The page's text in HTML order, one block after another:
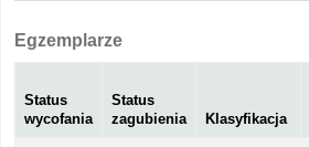
Egzemplarze
Status
wycofania
Status
zagubienia
Klasyfikacja